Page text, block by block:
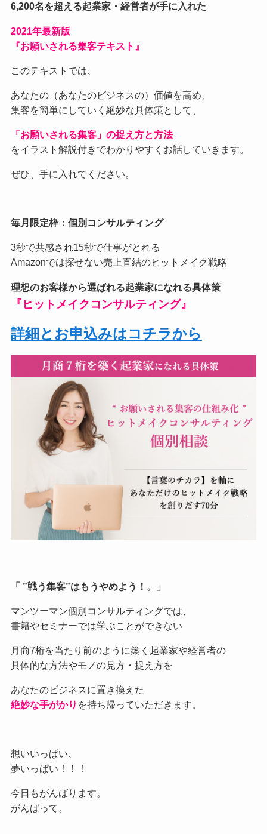
6,200名を超える起業家・経営者が手に入れた
2021年最新版
『お願いされる集客テキスト』
このテキストでは、
あなたの（あなたのビジネスの）価値を高め、
集客を簡単にしていく絶妙な具体策として、
「お願いされる集客」の捉え方と方法
をイラスト解説付きでわかりやすくお話していきます。
ぜひ、手に入れてください。
毎月限定枠：個別コンサルティング
3秒で共感され15秒で仕事がとれる
Amazonでは探せない売上直結のヒットメイク戦略
理想のお客様から選ばれる起業家になれる具体策
『ヒットメイクコンサルティング』
詳細とお申込みはコチラから
「 ”戦う集客”はもうやめよう！。」
マンツーマン個別コンサルティングでは、
書籍やセミナーでは学ぶことができない
月商7桁を当たり前のように築く起業家や経営者の
具体的な方法やモノの見方・捉え方を
あなたのビジネスに置き換えた
絶妙な手がかり を持ち帰っていただきます。
想いいっぱい、
夢いっぱい！！！
今日もがんばります。
がんばって。